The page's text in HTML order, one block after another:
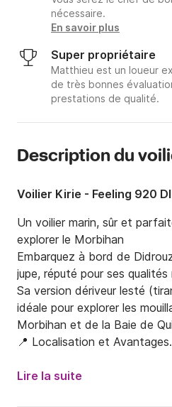
nécessaire.
En savoir plus
Super propriétaire
Matthieu est un loueur
de très bonnes
prestations de qualité.
Description du
Voilier Kirie - Feeling 920
Un voilier marin, sûr et
explorer le Morbihan
​Embarquez à bord de
jupe, réputé pour ses
Sa version dériveur lesté
idéale pour explorer les
Morbihan et de la Baie de
​📍 Localisation et Avantages
(Auray).
Lire la suite